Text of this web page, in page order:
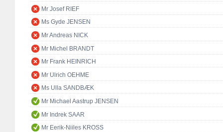
Mr Josef RIEF
Ms Gyde JENSEN
Mr Andreas NICK
Mr Michel BRANDT
Mr Frank HEINRICH
Mr Ulrich OEHME
Ms Ulla SANDBÆK
Mr Michael Aastrup JENSEN
Mr Indrek SAAR
Mr Eerik-Niiles KROSS